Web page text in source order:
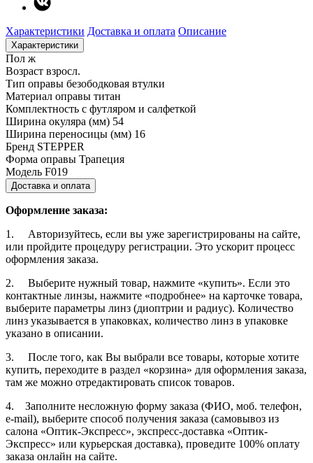
Характеристики Доставка и оплата Описание
Характеристики
Пол ж
Возраст взросл.
Тип оправы безободковая втулки
Материал оправы титан
Комплектность с футляром и салфеткой
Ширина окуляра (мм) 54
Ширина переносицы (мм) 16
Бренд STEPPER
Форма оправы Трапеция
Модель F019
Доставка и оплата
Оформление заказа:
1. Авторизуйтесь, если вы уже зарегистрированы на сайте,
или пройдите процедуру регистрации. Это ускорит процесс
оформления заказа.
2. Выберите нужный товар, нажмите «купить». Если это
контактные линзы, нажмите «подробнее» на карточке товара,
выберите параметры линз (диоптрии и радиус). Количество
линз указывается в упаковках, количество линз в упаковке
указано в описании.
3. После того, как Вы выбрали все товары, которые хотите
купить, переходите в раздел «корзина» для оформления заказа,
там же можно отредактировать список товаров.
4. Заполните несложную форму заказа (ФИО, моб. телефон,
e-mail), выберите способ получения заказа (самовывоз из
салона «Оптик-Экспресс», экспресс-доставка «Оптик-
Экспресс» или курьерская доставка), проведите 100% оплату
заказа онлайн на сайте.